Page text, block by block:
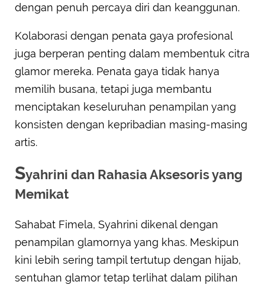
dengan penuh percaya diri dan keanggunan.
Kolaborasi dengan penata gaya profesional
juga berperan penting dalam membentuk citra
glamor mereka. Penata gaya tidak hanya
memilih busana, tetapi juga membantu
menciptakan keseluruhan penampilan yang
konsisten dengan kepribadian masing-masing
artis.
Syahrini dan Rahasia Aksesoris yang
Memikat
Sahabat Fimela, Syahrini dikenal dengan
penampilan glamornya yang khas. Meskipun
kini lebih sering tampil tertutup dengan hijab,
sentuhan glamor tetap terlihat dalam pilihan